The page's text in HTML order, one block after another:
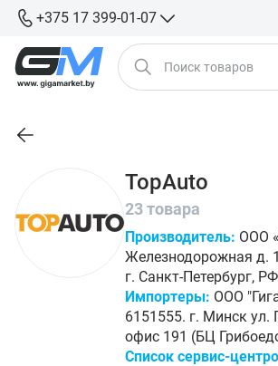
+375 17 399-01-07
TopAuto
23 товара
Производитель: ООО
Железнодорожная д.
г. Санкт-Петербург, РФ
Импортеры: ООО
6151555. г. Минск ул.
офис 191 (БЦ
Список сервис-